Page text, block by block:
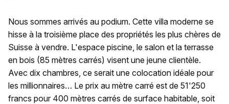
Nous sommes arrivés au podium. Cette villa moderne se
hisse à la troisième place des propriétés les plus chères de
Suisse à vendre. L'espace piscine, le salon et la terrasse
en bois (85 mètres carrés) visent une jeune clientèle.
Avec dix chambres, ce serait une colocation idéale pour
les millionnaires… Le prix au mètre carré est de 51'250
francs pour 400 mètres carrés de surface habitable, soit